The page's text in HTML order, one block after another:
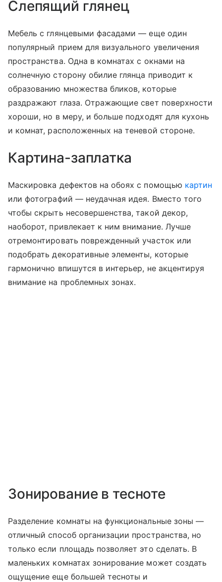
Слепящий глянец
Мебель с глянцевыми фасадами — еще один
популярный прием для визуального увеличения
пространства. Одна в комнатах с окнами на
солнечную сторону обилие глянца приводит к
образованию множества бликов, которые
раздражают глаза. Отражающие свет поверхности
хороши, но в меру, и больше подходят для кухонь
и комнат, расположенных на теневой стороне.
Картина-заплатка
Маскировка дефектов на обоях с помощью картин
или фотографий — неудачная идея. Вместо того
чтобы скрыть несовершенства, такой декор,
наоборот, привлекает к ним внимание. Лучше
отремонтировать поврежденный участок или
подобрать декоративные элементы, которые
гармонично впишутся в интерьер, не акцентируя
внимание на проблемных зонах.
Зонирование в тесноте
Разделение комнаты на функциональные зоны —
отличный способ организации пространства, но
только если площадь позволяет это сделать. В
маленьких комнатах зонирование может создать
ощущение еще большей тесноты и